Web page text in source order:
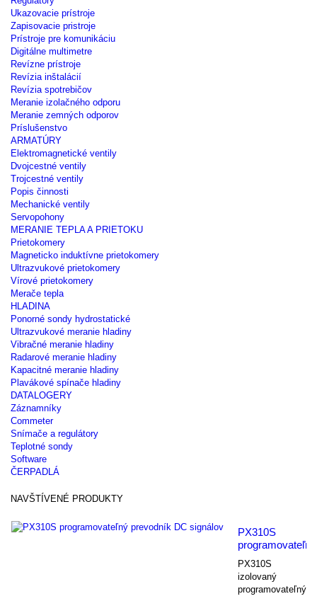
Ukazovacie prístroje
Zapisovacie pristroje
Prístroje pre komunikáciu
Digitálne multimetre
Revízne prístroje
Revízia inštalácií
Revízia spotrebičov
Meranie izolačného odporu
Meranie zemných odporov
Príslušenstvo
ARMATÚRY
Elektromagnetické ventily
Dvojcestné ventily
Trojcestné ventily
Popis činnosti
Mechanické ventily
Servopohony
MERANIE TEPLA A PRIETOKU
Prietokomery
Magneticko induktívne prietokomery
Ultrazvukové prietokomery
Vírové prietokomery
Merače tepla
HLADINA
Ponorné sondy hydrostatické
Ultrazvukové meranie hladiny
Vibračné meranie hladiny
Radarové meranie hladiny
Kapacitné meranie hladiny
Plavákové spínače hladiny
DATALOGERY
Záznamníky
Commeter
Snímače a regulátory
Teplotné sondy
Software
ČERPADLÁ
NAVŠTÍVENÉ PRODUKTY
PX310S
PX310S
izolovaný
programovateľný...